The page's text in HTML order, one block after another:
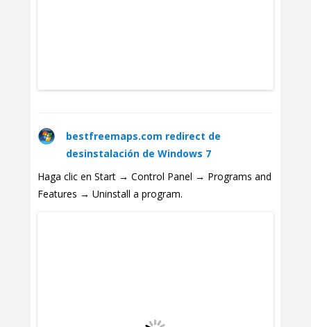
bestfreemaps.com redirect de
desinstalación de Windows 7
Haga clic en Start → Control Panel → Programs and
Features → Uninstall a program.